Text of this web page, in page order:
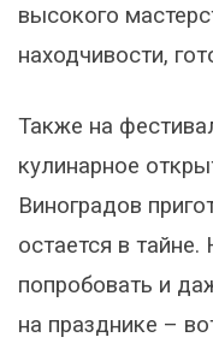
высокого
находчивости,
Также на
кулинарное
Виноградов
остается в
попробовать и
на празднике –